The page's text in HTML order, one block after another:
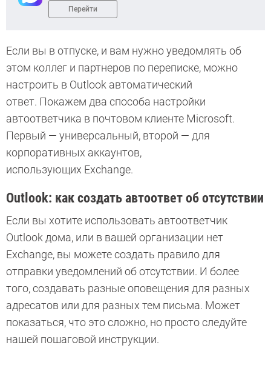
Перейти
Если вы в отпуске, и вам нужно уведомлять об
этом коллег и партнеров по переписке, можно
настроить в Outlook автоматический
ответ. Покажем два способа настройки
автоответчика в почтовом клиенте Microsoft.
Первый — универсальный, второй — для
корпоративных аккаунтов,
использующих Exchange.
Outlook: как создать автоответ об отсутствии
Если вы хотите использовать автоответчик
Outlook дома, или в вашей организации нет
Exchange, вы можете создать правило для
отправки уведомлений об отсутствии. И более
того, создавать разные оповещения для разных
адресатов или для разных тем письма. Может
показаться, что это сложно, но просто следуйте
нашей пошаговой инструкции.